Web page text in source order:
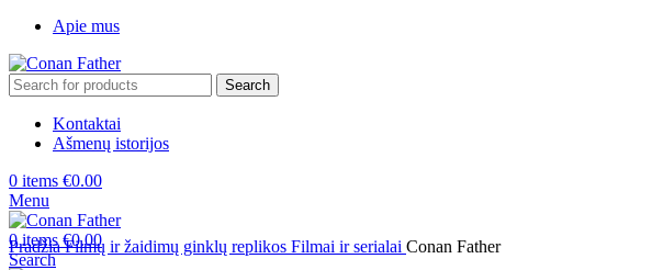
Apie mus
Search
Kontaktai
Ašmenų istorijos
0 items €0.00
Menu
0items €0.00
Search
PradžiaFilmų ir žaidimų ginklų replikos Filmai ir serialai Conan Father